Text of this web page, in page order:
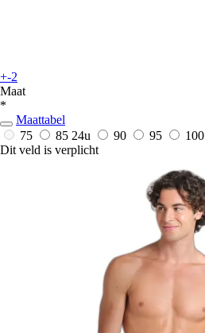
+-2
Maat
*
Maattabel
75
85 24u 90 95 100
Dit veld is verplicht